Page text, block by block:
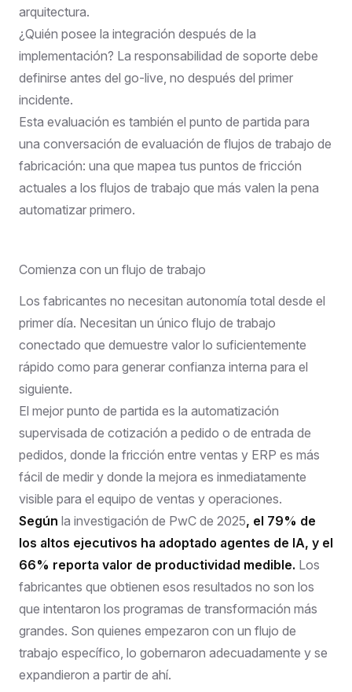
arquitectura.
¿Quién posee la integración después de la
implementación? La responsabilidad de soporte debe
definirse antes del go-live, no después del primer
incidente.
Esta evaluación es también el punto de partida para
una conversación de evaluación de flujos de trabajo de
fabricación: una que mapea tus puntos de fricción
actuales a los flujos de trabajo que más valen la pena
automatizar primero.
Comienza con un flujo de trabajo
Los fabricantes no necesitan autonomía total desde el
primer día. Necesitan un único flujo de trabajo
conectado que demuestre valor lo suficientemente
rápido como para generar confianza interna para el
siguiente.
El mejor punto de partida es la automatización
supervisada de cotización a pedido o de entrada de
pedidos, donde la fricción entre ventas y ERP es más
fácil de medir y donde la mejora es inmediatamente
visible para el equipo de ventas y operaciones.
Según la investigación de PwC de 2025, el 79% de
los altos ejecutivos ha adoptado agentes de IA, y el
66% reporta valor de productividad medible. Los
fabricantes que obtienen esos resultados no son los
que intentaron los programas de transformación más
grandes. Son quienes empezaron con un flujo de
trabajo específico, lo gobernaron adecuadamente y se
expandieron a partir de ahí.